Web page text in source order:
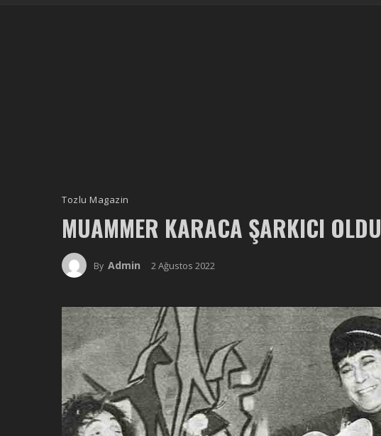
Tozlu Magazin
MUAMMER KARACA ŞARKICI OLDU
By Admin 2 Ağustos 2022